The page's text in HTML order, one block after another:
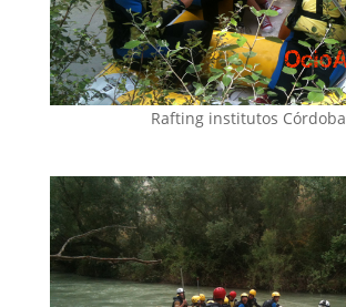
Rafting institutos Córdoba